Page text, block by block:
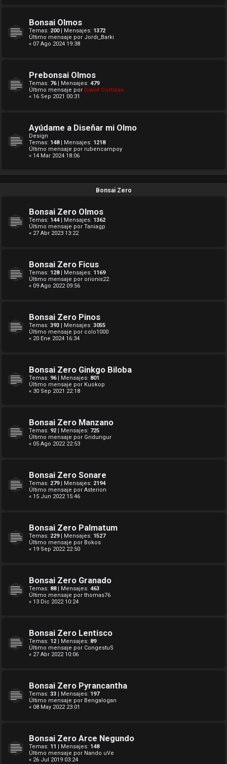
Bonsai Olmos
Temas: 200| Mensajes: 1372
Último mensaje por Jordi_Barki
« 07 Ago 2024 19:38
Prebonsai Olmos
Temas: 76| Mensajes: 479
Último mensaje por David Cortizas
« 16 Sep 2021 00:31
Ayúdame a Diseñar mi Olmo
Design
Temas: 148| Mensajes: 1218
Último mensaje por rubencampoy
« 14 Mar 2024 18:06
Bonsai Zero
Bonsai Zero Olmos
Temas: 144| Mensajes: 1362
Último mensaje por Taniagp
« 27 Abr 2023 13:22
Bonsai Zero Ficus
Temas: 128| Mensajes: 1169
Último mensaje por orionis22
« 09 Ago 2022 09:56
Bonsai Zero Pinos
Temas: 393 | Mensajes: 3055
Último mensaje por colo1000
« 20 Ene 2024 16:34
Bonsai Zero Ginkgo Biloba
Temas: 96| Mensajes: 801
Último mensaje por Kuokop
« 30 Sep 2021 22:18
Bonsai Zero Manzano
Temas: 92 | Mensajes: 725
Último mensaje por Gridungur
« 05 Ago 2022 22:53
Bonsai Zero Sonare
Temas: 279| Mensajes: 2194
Último mensaje por Asterion
« 15 Jun 2022 15:46
Bonsai Zero Palmatum
Temas: 229| Mensajes: 1527
Último mensaje por Bokos
« 19 Sep 2022 22:50
Bonsai Zero Granado
Temas: 88| Mensajes: 463
Último mensaje por thomas76
« 13 Dic 2022 10:24
Bonsai Zero Lentisco
Temas: 12 | Mensajes: 89
Último mensaje por CongestuS
« 27 Abr 2022 10:06
Bonsai Zero Pyrancantha
Temas: 33 | Mensajes: 197
Último mensaje por Bengalogan
« 08 May 2022 23:01
Bonsai Zero Arce Negundo
Temas: 11 | Mensajes: 148
Último mensaje por Nando uVe
« 26 Jul 2019 03:24